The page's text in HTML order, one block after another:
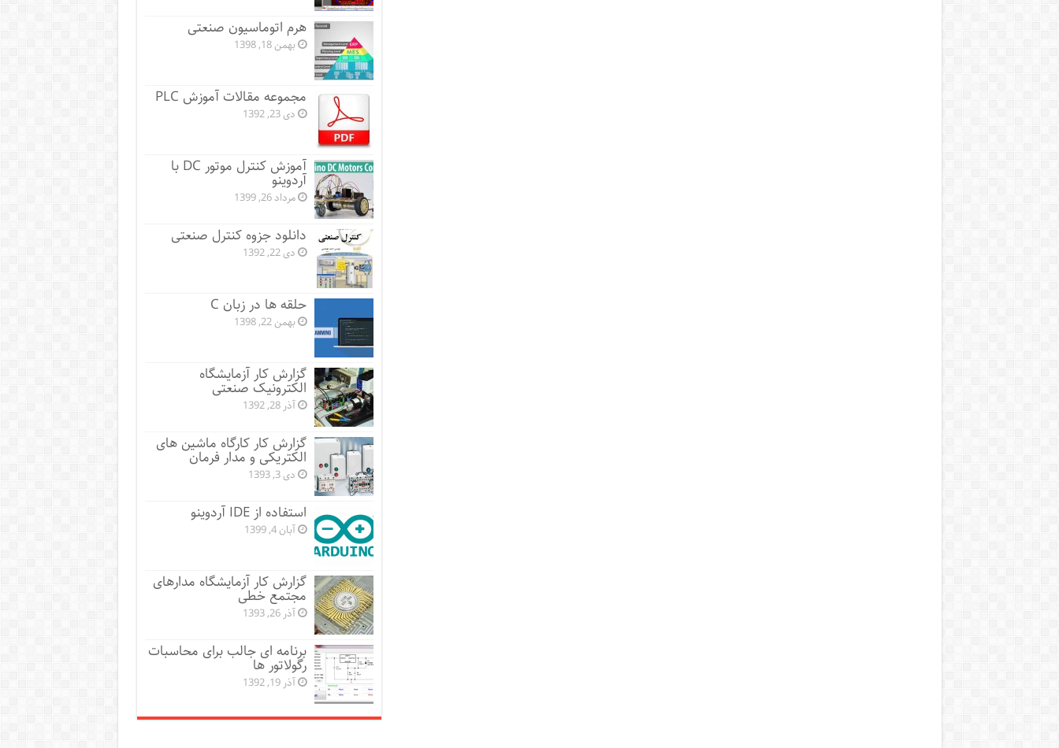
هرم اتوماسیون صنعتی
بهمن 18, 1398
مجموعه مقالات آموزش PLC
دی 23, 1392
آموزش کنترل موتور DC با
آردوینو
مرداد 26, 1399
دانلود جزوه کنترل صنعتی
دی 22, 1392
حلقه ها در زبان C
بهمن 22, 1398
گزارش کار آزمایشگاه
الکترونیک صنعتی
آذر 28, 1392
گزارش کار کارگاه ماشین های
الکتریکی و مدار فرمان
دی 3, 1393
استفاده از IDE آردوینو
آبان 4, 1399
گزارش کار آزمایشگاه مدارهای
مجتمع خطی
آذر 26, 1393
برنامه ای جالب برای محاسبات
رگولاتور ها
آذر 19, 1392